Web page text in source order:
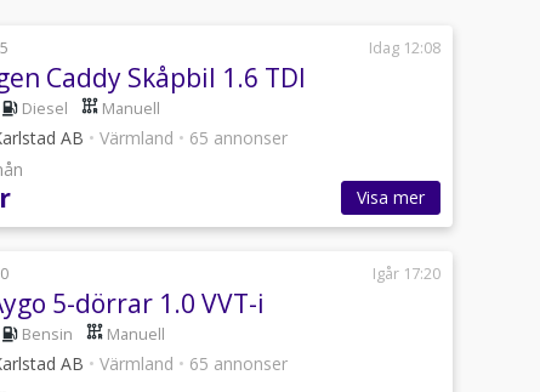
Idag 12:08
Caddy Skåpbil 1.6 TDI
Diesel Manuell
AB • Värmland • 65 annonser
Visa mer
Igår 17:20
5-dörrar 1.0 VVT-i
Bensin Manuell
AB • Värmland • 65 annonser